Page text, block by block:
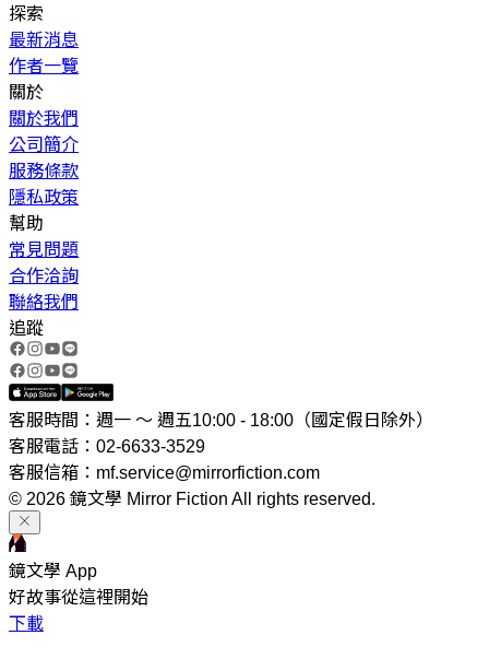
探索
最新消息
作者一覽
關於
關於我們
公司簡介
服務條款
隱私政策
幫助
常見問題
合作洽詢
聯絡我們
追蹤
客服時間：週一 ～ 週五10:00 - 18:00（國定假日除外）
客服電話：02-6633-3529
客服信箱：mf.service@mirrorfiction.com
© 2026 鏡文學 Mirror Fiction All rights reserved.
鏡文學 App
好故事從這裡開始
下載